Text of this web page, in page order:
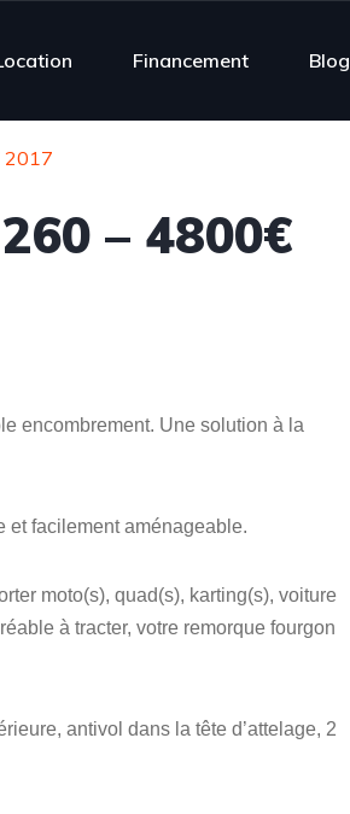
Financement Blog
2017
– 4800€
encombrement. Une solution à la
et facilement aménageable.
moto(s), quad(s), karting(s), voiture
à tracter, votre remorque fourgon
antivol dans la tête d’attelage, 2